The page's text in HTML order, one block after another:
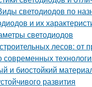
светодиодов по
и их
светодиодов
лесов: от
современных
и биостойкий
развития